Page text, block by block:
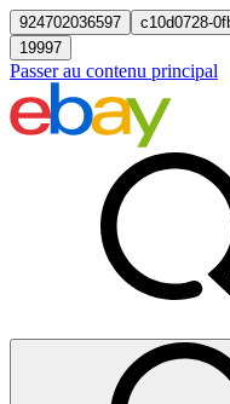
924702036597
c10d0728-
19997
Passer au contenu principal